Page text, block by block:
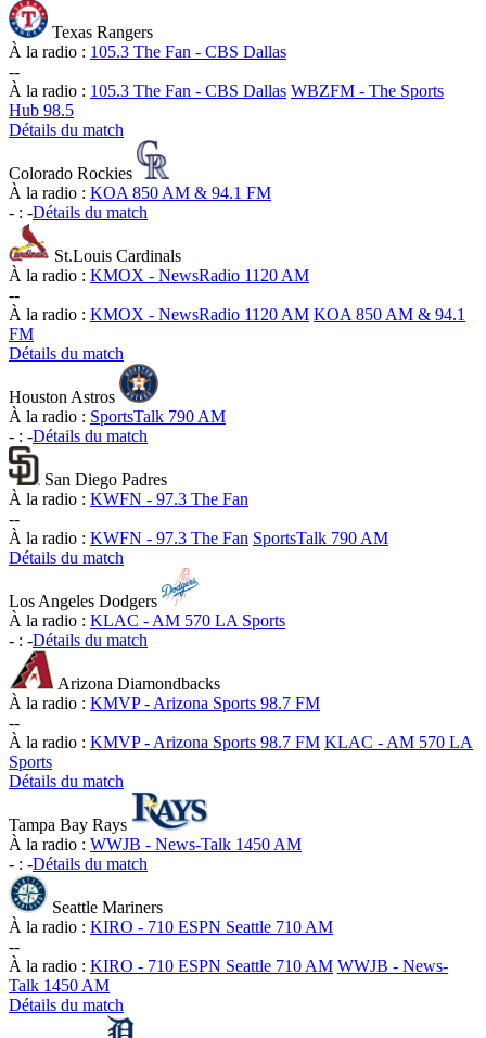
Texas Rangers
À la radio : 105.3 The Fan - CBS Dallas
--
À la radio : 105.3 The Fan - CBS Dallas WBZFM - The Sports
Hub 98.5
Détails du match
Colorado Rockies
À la radio : KOA 850 AM & 94.1 FM
- : -Détails du match
St.Louis Cardinals
À la radio : KMOX - NewsRadio 1120 AM
--
À la radio : KMOX - NewsRadio 1120 AM KOA 850 AM & 94.1
FM
Détails du match
Houston Astros
À la radio : SportsTalk 790 AM
- : -Détails du match
San Diego Padres
À la radio : KWFN - 97.3 The Fan
--
À la radio : KWFN - 97.3 The Fan SportsTalk 790 AM
Détails du match
Los Angeles Dodgers
À la radio : KLAC - AM 570 LA Sports
- : -Détails du match
Arizona Diamondbacks
À la radio : KMVP - Arizona Sports 98.7 FM
--
À la radio : KMVP - Arizona Sports 98.7 FM KLAC - AM 570 LA
Sports
Détails du match
Tampa Bay Rays
À la radio : WWJB - News-Talk 1450 AM
- : -Détails du match
Seattle Mariners
À la radio : KIRO - 710 ESPN Seattle 710 AM
--
À la radio : KIRO - 710 ESPN Seattle 710 AM WWJB - News-
Talk 1450 AM
Détails du match